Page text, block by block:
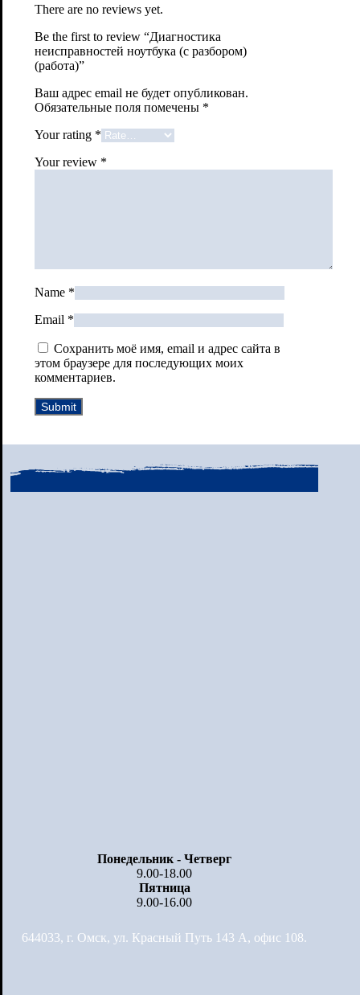
There are no reviews yet.
Be the first to review “Диагностика
неисправностей ноутбука (с разбором)
(работа)”
Ваш адрес email не будет опубликован.
Обязательные поля помечены *
Your rating *
Your review *
Name *
Email *
Сохранить моё имя, email и адрес сайта в
этом браузере для последующих моих
комментариев.
Понедельник - Четверг
9.00-18.00
Пятница
9.00-16.00
644033, г. Омск, ул. Красный Путь 143 А, офис 108.